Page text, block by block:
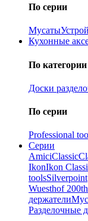
По серии
Мусаты
Кухонные
По категории
Доски
По серии
Professional
Серии
AmiciClassic
IkonIkon
toolsSilverpoint
Wuesthof
держатели
Разделочные